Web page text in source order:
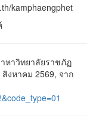
kamphaengphet
หาวิทยาลัยราชภัฏ
งหาคม 2569, จาก